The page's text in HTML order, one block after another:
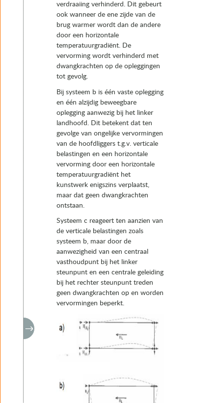
verdraaiing verhinderd. Dit gebeurt
ook wanneer de ene zijde van de
brug warmer wordt dan de andere
door een horizontale
temperatuurgradiënt. De
vervorming wordt verhinderd met
dwangkrachten op de opleggingen
tot gevolg.
Bij systeem b is één vaste oplegging
en één alzijdig beweegbare
oplegging aanwezig bij het linker
landhoofd. Dit betekent dat ten
gevolge van ongelijke vervormingen
van de hoofdliggers t.g.v. verticale
belastingen en een horizontale
vervorming door een horizontale
temperatuurgradiënt het
kunstwerk enigszins verplaatst,
maar dat geen dwangkrachten
ontstaan.
Systeem c reageert ten aanzien van
de verticale belastingen zoals
systeem b, maar door de
aanwezigheid van een centraal
vasthoudpunt bij het linker
steunpunt en een centrale geleiding
bij het rechter steunpunt treden
geen dwangkrachten op en worden
vervormingen beperkt.